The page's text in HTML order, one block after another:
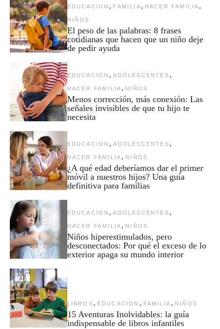
EDUCACION , FAMILIA , HACER FAMILIA ,
NIÑOS
El peso de las palabras: 8 frases
cotidianas que hacen que un niño deje
de pedir ayuda
EDUCACION , ADOLESCENTES ,
HACER FAMILIA , NIÑOS
Menos corrección, más conexión: Las
señales invisibles de que tu hijo te
necesita
EDUCACION , ADOLESCENTES ,
HACER FAMILIA , NIÑOS
¿A qué edad deberíamos dar el primer
móvil a nuestros hijos? Una guía
definitiva para familias
EDUCACION , ADOLESCENTES ,
HACER FAMILIA , NIÑOS
Niños hiperestimulados, pero
desconectados: Por qué el exceso de lo
exterior apaga su mundo interior
LIBROS , EDUCACION , FAMILIA , NIÑOS
15 Aventuras Inolvidables: la guía
indispensable de libros infantiles